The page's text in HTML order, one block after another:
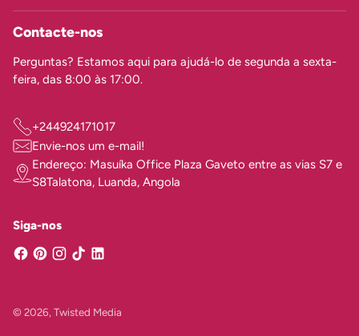
Contacte-nos
Perguntas? Estamos aqui para ajudá-lo de segunda a sexta-
feira, das 8:00 às 17:00.
+244924171017
Envie-nos um e-mail!
Endereço: Masuíka Office Plaza Gaveto entre as vias S7 e
S8Talatona, Luanda, Angola
Siga-nos
© 2026, Twisted Media